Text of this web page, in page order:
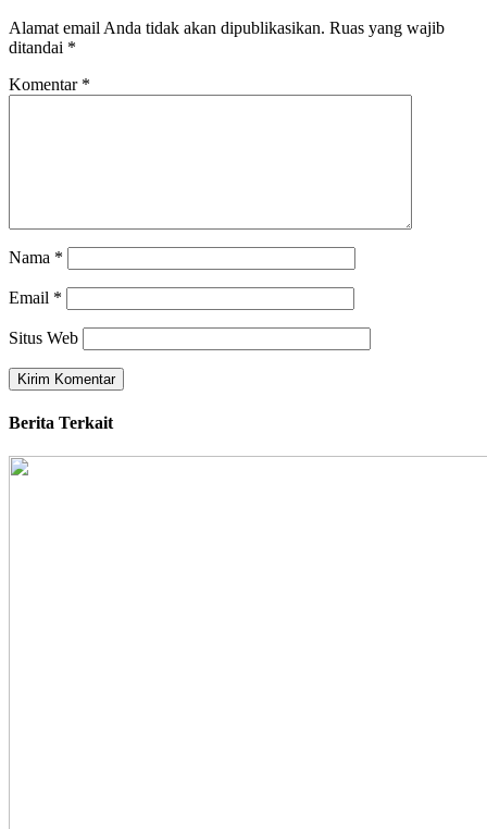
Alamat email Anda tidak akan dipublikasikan. Ruas yang wajib
ditandai *
Komentar *
Nama *
Email *
Situs Web
Berita Terkait